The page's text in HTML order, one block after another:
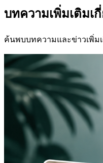
บทความเพิ่มเติมเ
ค้นพบบทความและข่าวเพิ่มเ